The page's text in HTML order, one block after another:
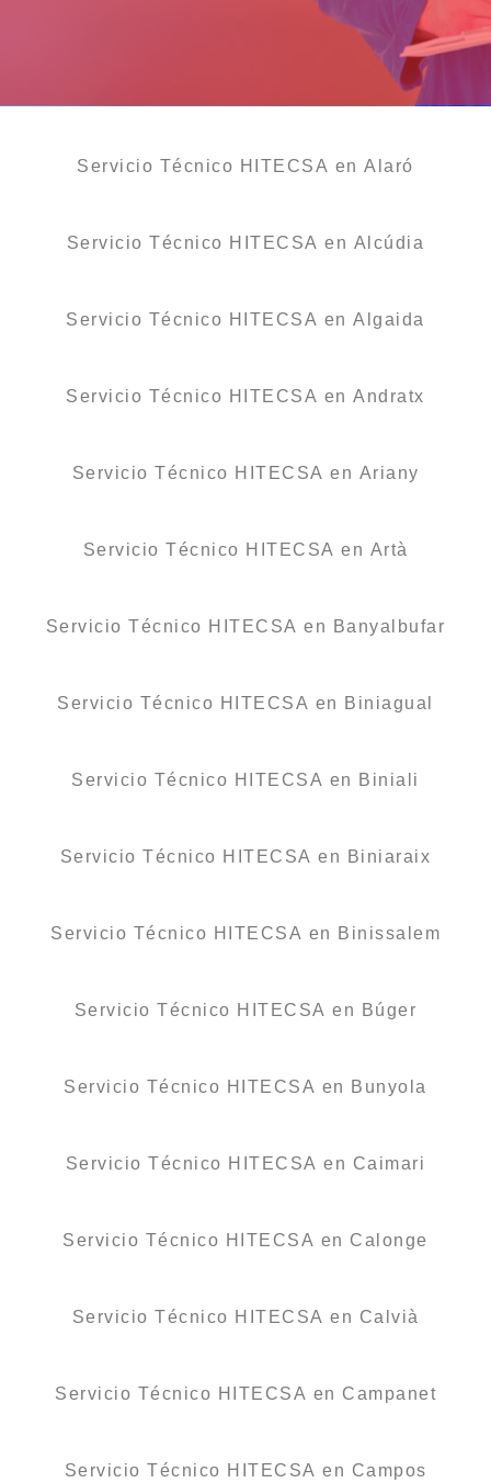
Servicio Técnico HITECSA en Alaró
Servicio Técnico HITECSA en Alcúdia
Servicio Técnico HITECSA en Algaida
Servicio Técnico HITECSA en Andratx
Servicio Técnico HITECSA en Ariany
Servicio Técnico HITECSA en Artà
Servicio Técnico HITECSA en Banyalbufar
Servicio Técnico HITECSA en Biniagual
Servicio Técnico HITECSA en Biniali
Servicio Técnico HITECSA en Biniaraix
Servicio Técnico HITECSA en Binissalem
Servicio Técnico HITECSA en Búger
Servicio Técnico HITECSA en Bunyola
Servicio Técnico HITECSA en Caimari
Servicio Técnico HITECSA en Calonge
Servicio Técnico HITECSA en Calvià
Servicio Técnico HITECSA en Campanet
Servicio Técnico HITECSA en Campos